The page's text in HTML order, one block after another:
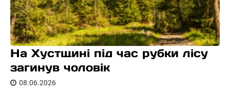
На Хустщині під час рубки лісу
загинув чоловік
08.06.2026